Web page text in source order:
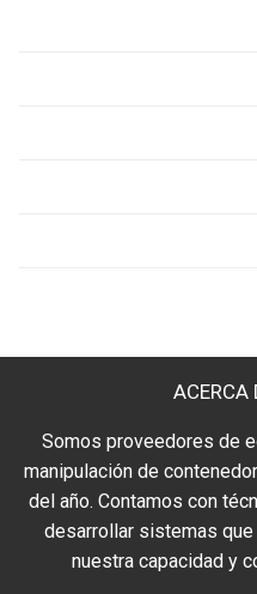
ACERCA
Somos proveedores de
manipulación de
del año. Contamos con
desarrollar sistemas que
nuestra capacidad y